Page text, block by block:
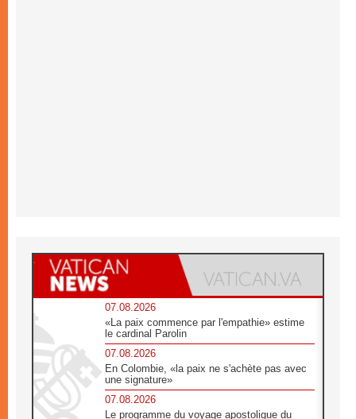
07.08.2026
«La paix commence par l'empathie» estime
le cardinal Parolin
07.08.2026
En Colombie, «la paix ne s'achète pas avec
une signature»
07.08.2026
Le programme du voyage apostolique du